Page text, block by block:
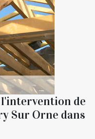
de
Sur Orne dans